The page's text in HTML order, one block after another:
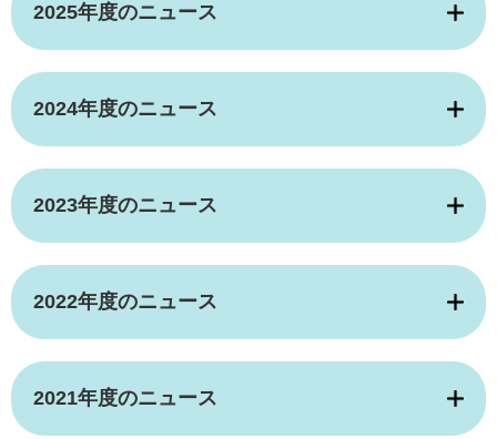
2025年度のニュース
2024年度のニュース
2023年度のニュース
2022年度のニュース
2021年度のニュース